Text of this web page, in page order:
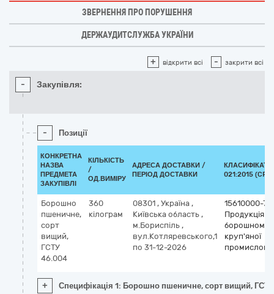
ЗВЕРНЕННЯ ПРО ПОРУШЕННЯ
ДЕРЖАУДИТСЛУЖБА УКРАЇНИ
+ відкрити всі - закрити всі
- Закупівля:
- Позиції
КОНКРЕТНА
НАЗВА
ПРЕДМЕТА
ЗАКУПІВЛІ
КІЛЬКІСТЬ
/
ОД.ВИМІРУ
АДРЕСА ДОСТАВКИ /
ПЕРІОД ДОСТАВКИ
021:2015 (CPV)
Борошно
пшеничне,
сорт
вищий,
ГСТУ
46.004
360
кілограм
08301 , Україна ,
Київська область ,
м.Бориспіль ,
вул.Котляревського,1
по 31-12-2026
15610000-7
Продукція
круп'яної
+ Специфікація 1: Борошно пшеничне, сорт вищий,